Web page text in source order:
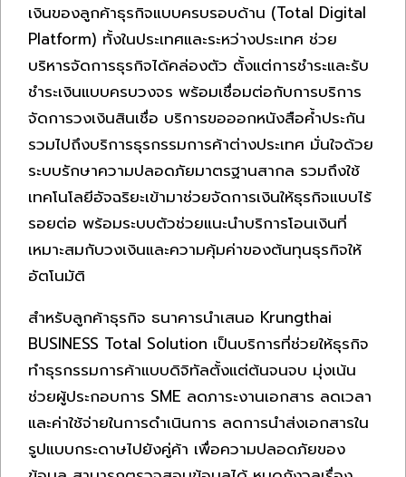
เงินของลูกค้าธุรกิจแบบครบรอบด้าน (Total Digital
Platform) ทั้งในประเทศและระหว่างประเทศ ช่วย
บริหารจัดการธุรกิจได้คล่องตัว ตั้งแต่การชำระและรับ
ชำระเงินแบบครบวงจร พร้อมเชื่อมต่อกับการบริการ
จัดการวงเงินสินเชื่อ บริการขอออกหนังสือค้ำประกัน
รวมไปถึงบริการธุรกรรมการค้าต่างประเทศ มั่นใจด้วย
ระบบรักษาความปลอดภัยมาตรฐานสากล รวมถึงใช้
เทคโนโลยีอัจฉริยะเข้ามาช่วยจัดการเงินให้ธุรกิจแบบไร้
รอยต่อ พร้อมระบบตัวช่วยแนะนำบริการโอนเงินที่
เหมาะสมกับวงเงินและความคุ้มค่าของต้นทุนธุรกิจให้
อัตโนมัติ
สำหรับลูกค้าธุรกิจ ธนาคารนำเสนอ Krungthai
BUSINESS Total Solution เป็นบริการที่ช่วยให้ธุรกิจ
ทำธุรกรรมการค้าแบบดิจิทัลตั้งแต่ต้นจนจบ มุ่งเน้น
ช่วยผู้ประกอบการ SME ลดภาระงานเอกสาร ลดเวลา
และค่าใช้จ่ายในการดำเนินการ ลดการนำส่งเอกสารใน
รูปแบบกระดาษไปยังคู่ค้า เพื่อความปลอดภัยของ